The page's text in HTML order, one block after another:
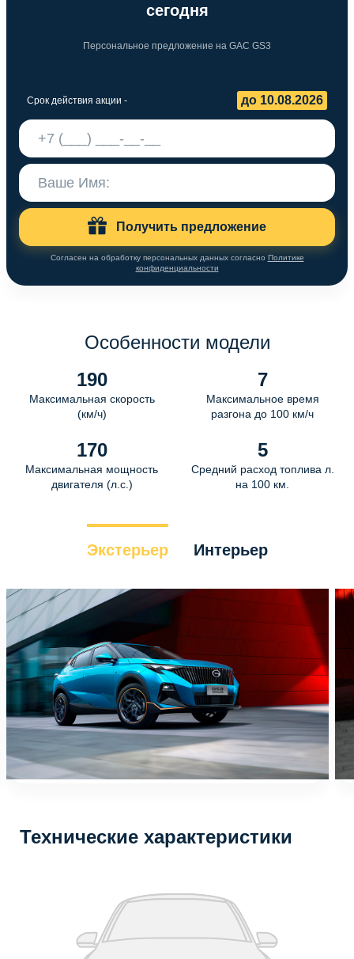
сегодня
Персональное предложение на GAC GS3
Срок действия акции - до 10.08.2026
Получить предложение
Согласен на обработку персональных данных согласно Политике
конфиденциальности
Особенности модели
190
Максимальная скорость
(км/ч)
7
Максимальное время
разгона до 100 км/ч
170
Максимальная мощность
двигателя (л.с.)
5
Средний расход топлива л.
на 100 км.
Экстерьер Интерьер
Технические характеристики